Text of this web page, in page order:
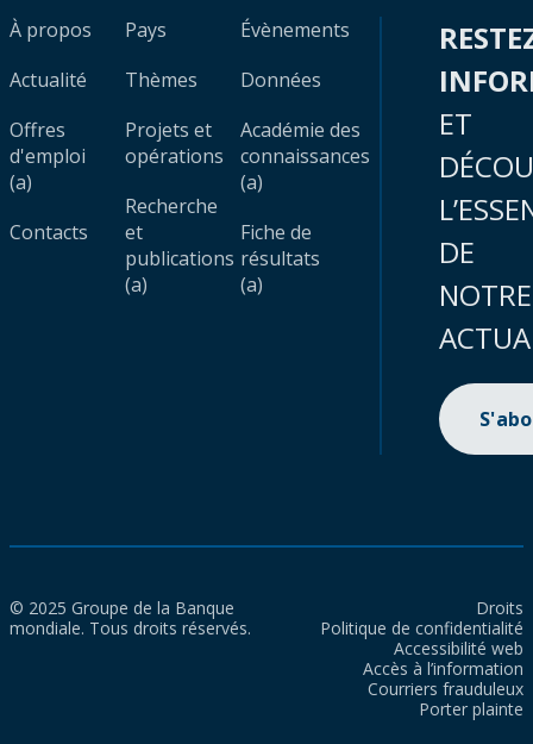
À propos
Actualité
Offres
d'emploi
(a)
Contacts
Pays
Thèmes
Projets et
opérations
Recherche
et
publications
(a)
Évènements
Données
Académie des
connaissances
(a)
Fiche de
résultats
(a)
ET
DE
NOTRE
© 2025 Groupe de la Banque
mondiale. Tous droits réservés.
Droits
Politique de confidentialité
Accessibilité web
Accès à l’information
Courriers frauduleux
Porter plainte